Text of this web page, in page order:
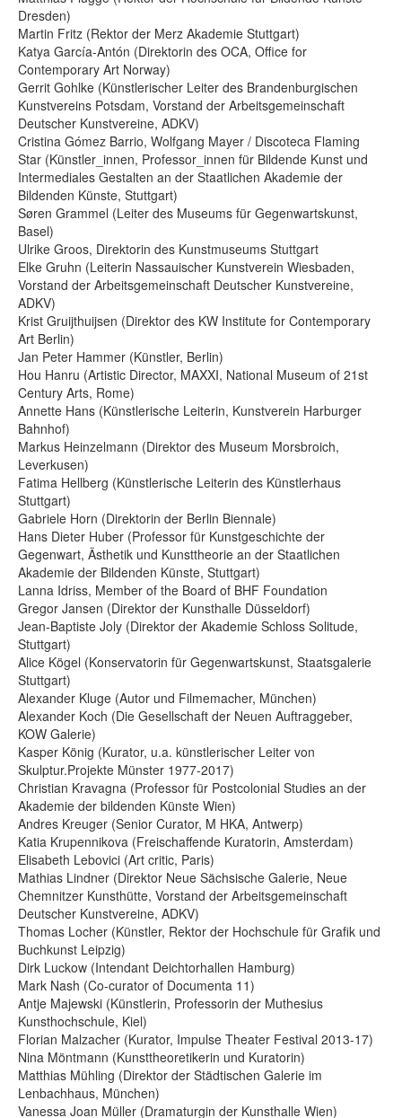
Dresden)
Martin Fritz (Rektor der Merz Akademie Stuttgart)
Katya García-Antón (Direktorin des OCA, Office for
Contemporary Art Norway)
Gerrit Gohlke (Künstlerischer Leiter des Brandenburgischen
Kunstvereins Potsdam, Vorstand der Arbeitsgemeinschaft
Deutscher Kunstvereine, ADKV)
Cristina Gómez Barrio, Wolfgang Mayer / Discoteca Flaming
Star (Künstler_innen, Professor_innen für Bildende Kunst und
Intermediales Gestalten an der Staatlichen Akademie der
Bildenden Künste, Stuttgart)
Søren Grammel (Leiter des Museums für Gegenwartskunst,
Basel)
Ulrike Groos, Direktorin des Kunstmuseums Stuttgart
Elke Gruhn (Leiterin Nassauischer Kunstverein Wiesbaden,
Vorstand der Arbeitsgemeinschaft Deutscher Kunstvereine,
ADKV)
Krist Gruijthuijsen (Direktor des KW Institute for Contemporary
Art Berlin)
Jan Peter Hammer (Künstler, Berlin)
Hou Hanru (Artistic Director, MAXXI, National Museum of 21st
Century Arts, Rome)
Annette Hans (Künstlerische Leiterin, Kunstverein Harburger
Bahnhof)
Markus Heinzelmann (Direktor des Museum Morsbroich,
Leverkusen)
Fatima Hellberg (Künstlerische Leiterin des Künstlerhaus
Stuttgart)
Gabriele Horn (Direktorin der Berlin Biennale)
Hans Dieter Huber (Professor für Kunstgeschichte der
Gegenwart, Ästhetik und Kunsttheorie an der Staatlichen
Akademie der Bildenden Künste, Stuttgart)
Lanna Idriss, Member of the Board of BHF Foundation
Gregor Jansen (Direktor der Kunsthalle Düsseldorf)
Jean-Baptiste Joly (Direktor der Akademie Schloss Solitude,
Stuttgart)
Alice Kögel (Konservatorin für Gegenwartskunst, Staatsgalerie
Stuttgart)
Alexander Kluge (Autor und Filmemacher, München)
Alexander Koch (Die Gesellschaft der Neuen Auftraggeber,
KOW Galerie)
Kasper König (Kurator, u.a. künstlerischer Leiter von
Skulptur.Projekte Münster 1977-2017)
Christian Kravagna (Professor für Postcolonial Studies an der
Akademie der bildenden Künste Wien)
Andres Kreuger (Senior Curator, M HKA, Antwerp)
Katia Krupennikova (Freischaffende Kuratorin, Amsterdam)
Elisabeth Lebovici (Art critic, Paris)
Mathias Lindner (Direktor Neue Sächsische Galerie, Neue
Chemnitzer Kunsthütte, Vorstand der Arbeitsgemeinschaft
Deutscher Kunstvereine, ADKV)
Thomas Locher (Künstler, Rektor der Hochschule für Grafik und
Buchkunst Leipzig)
Dirk Luckow (Intendant Deichtorhallen Hamburg)
Mark Nash (Co-curator of Documenta 11)
Antje Majewski (Künstlerin, Professorin der Muthesius
Kunsthochschule, Kiel)
Florian Malzacher (Kurator, Impulse Theater Festival 2013-17)
Nina Möntmann (Kunsttheoretikerin und Kuratorin)
Matthias Mühling (Direktor der Städtischen Galerie im
Lenbachhaus, München)
Vanessa Joan Müller (Dramaturgin der Kunsthalle Wien)